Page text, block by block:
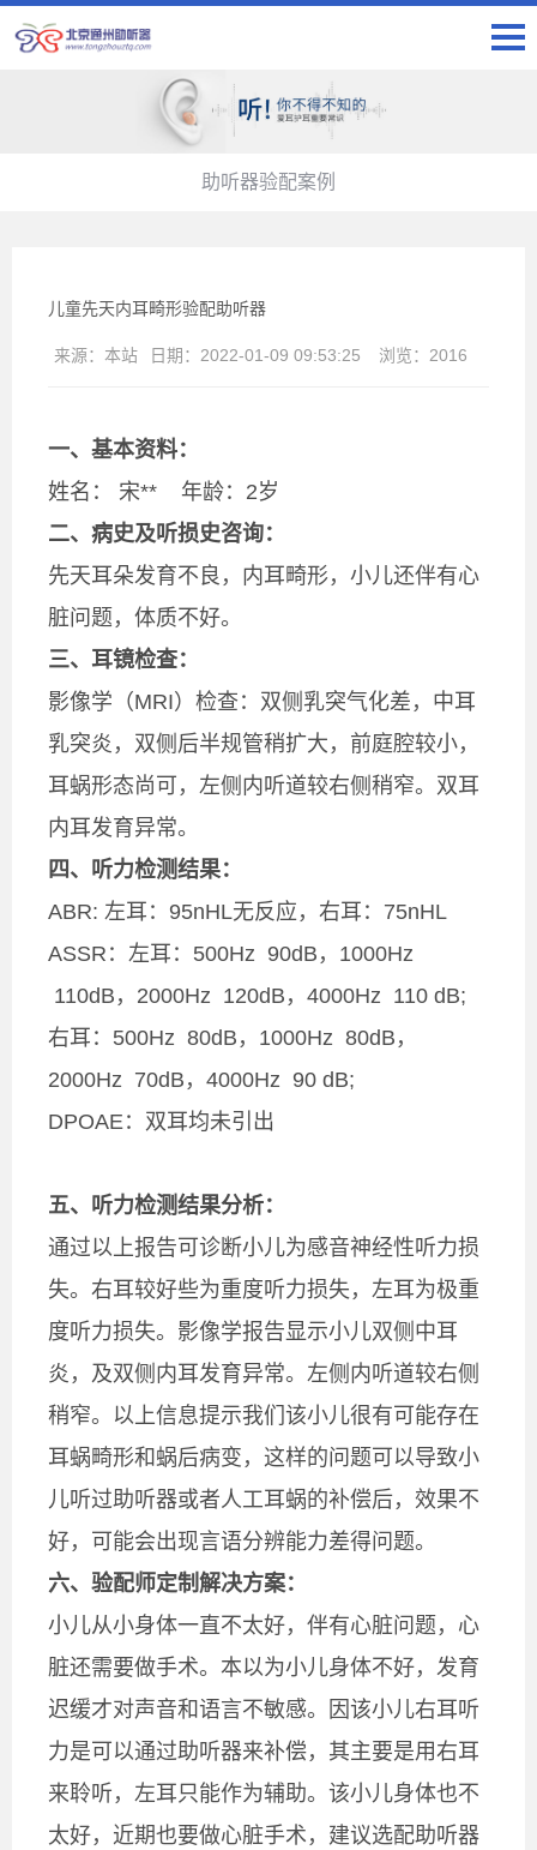
助听器验配案例
儿童先天内耳畸形验配助听器
来源： 本站 日期： 2022-01-09 09:53:25 浏览： 2016
一、基本资料：
姓名： 宋** 年龄：2岁
二、病史及听损史咨询：
先天耳朵发育不良，内耳畸形，小儿还伴有心
脏问题，体质不好。
三、耳镜检查：
影像学（MRI）检查：双侧乳突气化差，中耳
乳突炎，双侧后半规管稍扩大，前庭腔较小，
耳蜗形态尚可，左侧内听道较右侧稍窄。双耳
内耳发育异常。
四、听力检测结果：
ABR: 左耳：95nHL无反应，右耳：75nHL
ASSR：左耳：500Hz 90dB，1000Hz
110dB，2000Hz 120dB，4000Hz 110 dB;
右耳：500Hz 80dB，1000Hz 80dB，
2000Hz 70dB，4000Hz 90 dB;
DPOAE：双耳均未引出
五、听力检测结果分析：
通过以上报告可诊断小儿为感音神经性听力损
失。右耳较好些为重度听力损失，左耳为极重
度听力损失。影像学报告显示小儿双侧中耳
炎，及双侧内耳发育异常。左侧内听道较右侧
稍窄。以上信息提示我们该小儿很有可能存在
耳蜗畸形和蜗后病变，这样的问题可以导致小
儿听过助听器或者人工耳蜗的补偿后，效果不
好，可能会出现言语分辨能力差得问题。
六、验配师定制解决方案：
小儿从小身体一直不太好，伴有心脏问题，心
脏还需要做手术。本以为小儿身体不好，发育
迟缓才对声音和语言不敏感。因该小儿右耳听
力是可以通过助听器来补偿，其主要是用右耳
来聆听，左耳只能作为辅助。该小儿身体也不
太好，近期也要做心脏手术，建议选配助听器